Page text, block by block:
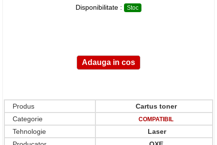
Disponibilitate : Stoc
Produs
Cartus toner
Categorie
COMPATIBIL
Tehnologie
Laser